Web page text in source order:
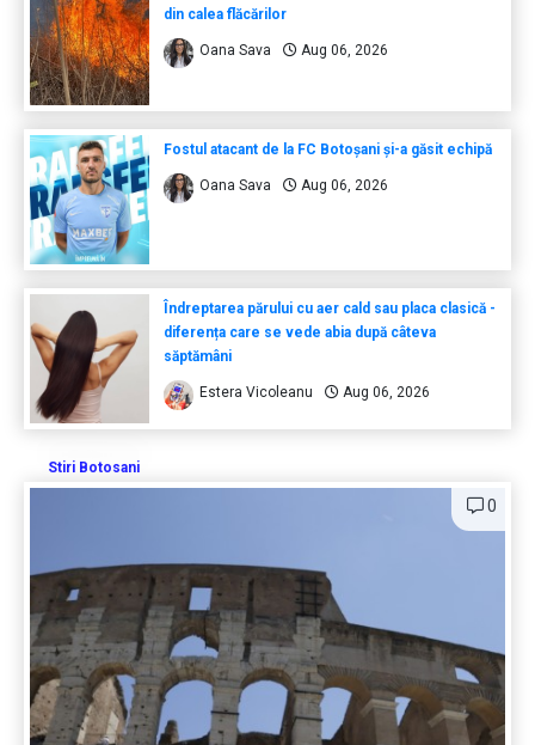
din calea flăcărilor
Oana Sava Aug 06, 2026
Fostul atacant de la FC Botoșani și-a găsit echipă
Oana Sava Aug 06, 2026
Îndreptarea părului cu aer cald sau placa clasică -
diferența care se vede abia după câteva
săptămâni
Estera Vicoleanu Aug 06, 2026
Stiri Botosani
0